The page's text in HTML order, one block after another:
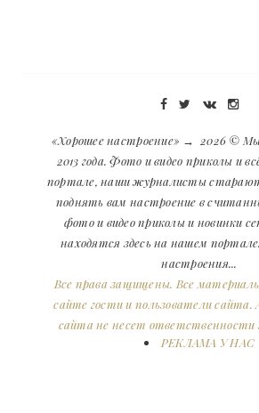
«Хорошее настроение» → 2026 © Мы
2013 года. Фото и видео приколы и
портале, наши журналисты
поднять вам настроение в
фото и видео приколы и новинки
находятся здесь на нашем
настроения...
Все права защищены. Все
сайте гости и пользователи сайта.
сайта не несет ответственности
РЕКЛАМА У НАС